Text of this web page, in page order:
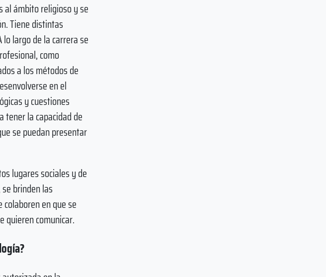
al ámbito religioso y se
Tiene distintas
largo de la carrera se
como
a los métodos de
en el
y cuestiones
tener la capacidad de
se puedan presentar
lugares sociales y de
brinden las
en que se
quieren comunicar.